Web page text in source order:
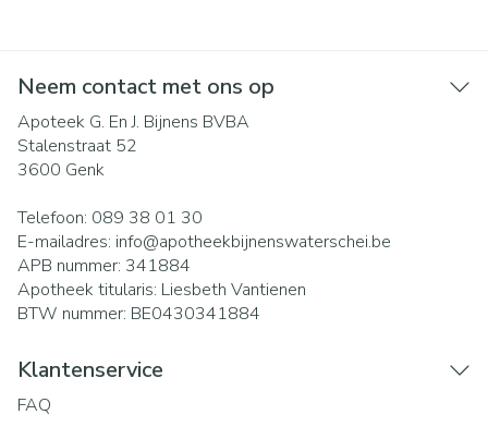
Neem contact met ons op
Apoteek G. En J. Bijnens BVBA
Stalenstraat 52
3600 Genk
Telefoon: 089 38 01 30
E-mailadres: info@apotheekbijnenswaterschei.be
APB nummer: 341884
Apotheek titularis: Liesbeth Vantienen
BTW nummer: BE0430341884
Klantenservice
FAQ